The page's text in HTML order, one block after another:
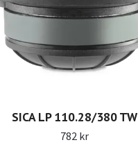
SICA LP 110.28/380 TW
782 kr